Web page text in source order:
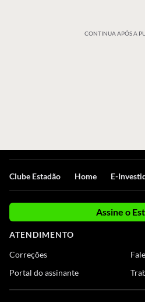
CONTINUA APÓS A
Clube Estadão Home E-
Assine o
ATENDIMENTO
Correções
Portal do assinante